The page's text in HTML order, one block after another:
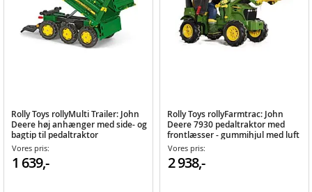
Rolly Toys rollyMulti Trailer: John
Deere høj anhænger med side- og
bagtip til pedaltraktor
Vores pris:
1 639,-
Rolly Toys rollyFarmtrac: John
Deere 7930 pedaltraktor med
frontlæsser - gummihjul med luft
Vores pris:
2 938,-